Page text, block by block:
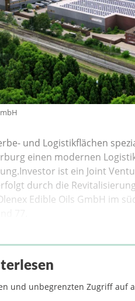
und Logistikflächen
einen modernen
ist ein Joint
durch die
Edible Oils GmbH im
und unbegrenzten Zugriff auf